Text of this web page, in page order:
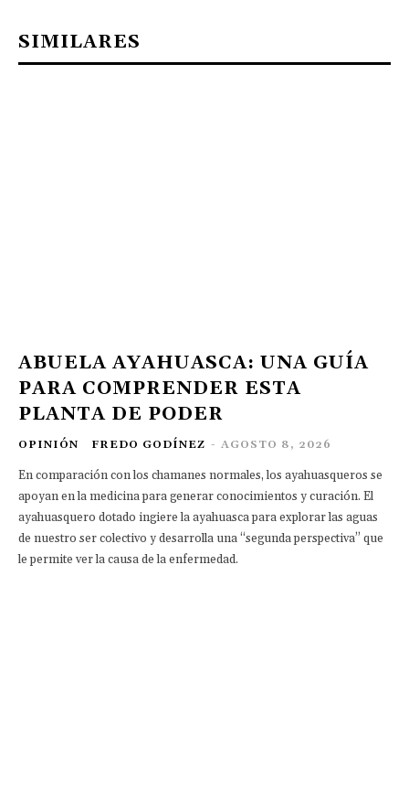
SIMILARES
ABUELA AYAHUASCA: UNA GUÍA
PARA COMPRENDER ESTA
PLANTA DE PODER
OPINIÓN FREDO GODÍNEZ - AGOSTO 8, 2026
En comparación con los chamanes normales, los ayahuasqueros se
apoyan en la medicina para generar conocimientos y curación. El
ayahuasquero dotado ingiere la ayahuasca para explorar las aguas
de nuestro ser colectivo y desarrolla una “segunda perspectiva” que
le permite ver la causa de la enfermedad.